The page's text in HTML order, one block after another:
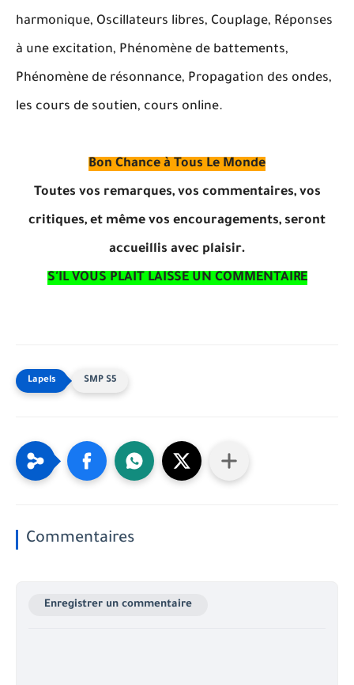
harmonique, Oscillateurs libres, Couplage, Réponses
à une excitation, Phénomène de battements,
Phénomène de résonnance, Propagation des ondes,
les cours de soutien, cours online.
Bon Chance à Tous Le Monde
Toutes vos remarques, vos commentaires, vos
critiques, et même vos encouragements, seront
accueillis avec plaisir.
S'IL VOUS PLAIT LAISSE UN COMMENTAIRE
SMP S5
Commentaires
Enregistrer un commentaire